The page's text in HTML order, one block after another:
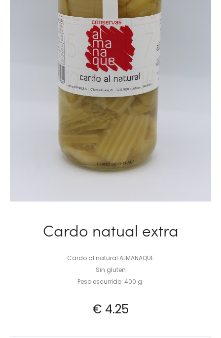
Cardo natual extra
Cardo al natural ALMANAQUE
Sin gluten
Peso escurrido: 400 g.
€ 4.25